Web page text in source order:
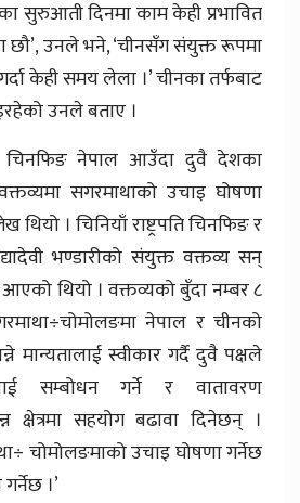
सुरुआती दिनमा काम केही प्रभावित
उनले भने, ‘चीनसँग संयुक्त रूपमा
केही समय लेला ।’ चीनका तर्फबाट
उनले बताए ।
चिनफिङ नेपाल आउँदा दुवै देशका
सगरमाथाको उचाइ घोषणा
। चिनियाँ राष्ट्रपति चिनफिङ र
भण्डारीको संयुक्त वक्तव्य सन्
थियो । वक्तव्यको बुँदा नम्बर ८
नेपाल र चीनको
मान्यतालाई स्वीकार गर्दै दुवै पक्षले
सम्बोधन गर्ने र वातावरण
क्षेत्रमा सहयोग बढावा दिनेछन् ।
चोमोलङमाको उचाइ घोषणा गर्नेछ
।’